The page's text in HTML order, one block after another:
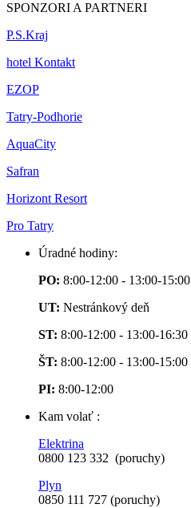
SPONZORI A PARTNERI
P.S.Kraj
hotel Kontakt
EZOP
Tatry-Podhorie
AquaCity
Safran
Horizont Resort
Pro Tatry
Úradné hodiny:
PO: 8:00-12:00 - 13:00-15:00
UT: Nestránkový deň
ST: 8:00-12:00 - 13:00-16:30
ŠT: 8:00-12:00 - 13:00-15:00
PI: 8:00-12:00
Kam volať :
Elektrina
0800 123 332 (poruchy)
Plyn
0850 111 727 (poruchy)